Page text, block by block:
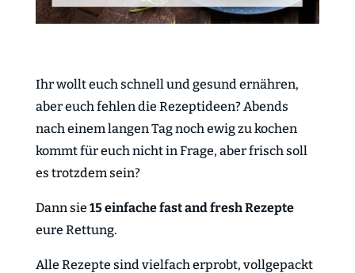
Ihr wollt euch schnell und gesund ernähren,
aber euch fehlen die Rezeptideen? Abends
nach einem langen Tag noch ewig zu kochen
kommt für euch nicht in Frage, aber frisch soll
es trotzdem sein?
Dann sie 15 einfache fast and fresh Rezepte
eure Rettung.
Alle Rezepte sind vielfach erprobt, vollgepackt